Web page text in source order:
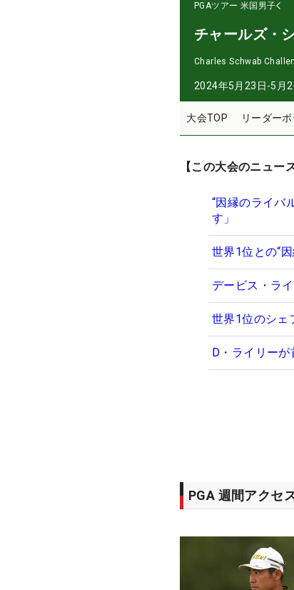
PGAツアー 米国男子
チャールズ・
Charles Schwab
2024年5月23日-5月
大会TOP リーダーボ
【この大会のニュース
“因縁のライバ
す」
世界1位との“
デービス・ラ
世界1位のシェ
D・ライリー
PGA 週間アクセ